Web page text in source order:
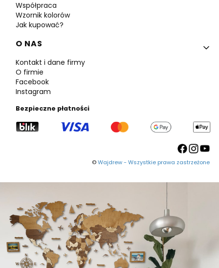
Współpraca
Wzornik kolorów
Jak kupować?
O NAS
Kontakt i dane firmy
O firmie
Facebook
Instagram
Bezpieczne płatności
©Wajdrew - Wszystkie prawa zastrzeżone